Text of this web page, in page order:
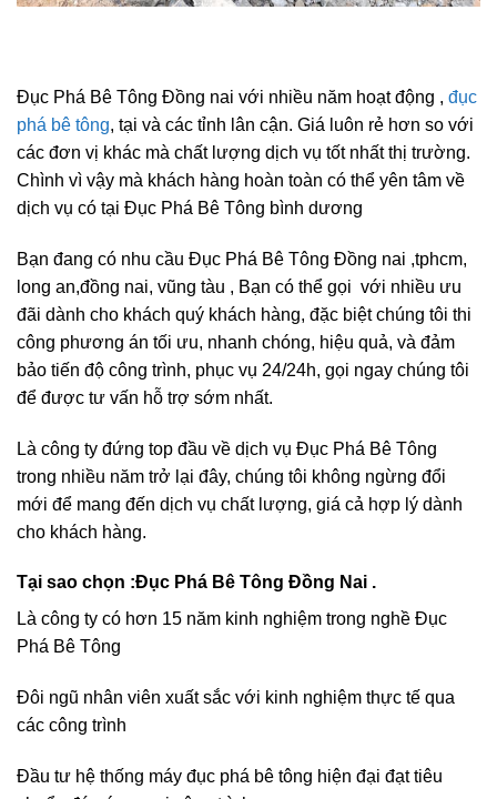
Đục Phá Bê Tông Đồng nai với nhiều năm hoạt động , đục
phá bê tông, tại và các tỉnh lân cận. Giá luôn rẻ hơn so với
các đơn vị khác mà chất lượng dịch vụ tốt nhất thị trường.
Chình vì vậy mà khách hàng hoàn toàn có thể yên tâm về
dịch vụ có tại Đục Phá Bê Tông bình dương
Bạn đang có nhu cầu Đục Phá Bê Tông Đồng nai ,tphcm,
long an,đồng nai, vũng tàu , Bạn có thể gọi với nhiều ưu
đãi dành cho khách quý khách hàng, đặc biệt chúng tôi thi
công phương án tối ưu, nhanh chóng, hiệu quả, và đảm
bảo tiến độ công trình, phục vụ 24/24h, gọi ngay chúng tôi
để được tư vấn hỗ trợ sớm nhất.
Là công ty đứng top đầu về dịch vụ Đục Phá Bê Tông
trong nhiều năm trở lại đây, chúng tôi không ngừng đổi
mới để mang đến dịch vụ chất lượng, giá cả hợp lý dành
cho khách hàng.
Tại sao chọn :Đục Phá Bê Tông Đồng Nai .
Là công ty có hơn 15 năm kinh nghiệm trong nghề Đục
Phá Bê Tông
Đôi ngũ nhân viên xuất sắc với kinh nghiệm thực tế qua
các công trình
Đầu tư hệ thống máy đục phá bê tông hiện đại đạt tiêu